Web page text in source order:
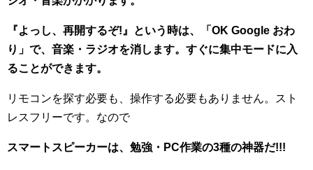
『よっし、再開するぞ!』という時は、「OK Google おわ
り」で、音楽・ラジオを消します。すぐに集中モードに入
ることができます。
リモコンを探す必要も、操作する必要もありません。スト
レスフリーです。なので
スマートスピーカーは、勉強・PC作業の3種の神器だ!!!